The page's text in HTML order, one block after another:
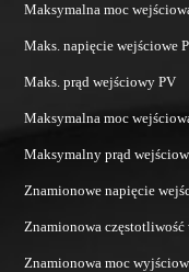
16000 W
500 V
32/32A
13800 W
40 A
L/N/PE, 220/230/240V
50 / 60 Hz
8000 W